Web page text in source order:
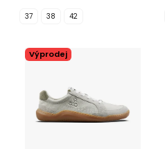
37 38 42
Výprodej